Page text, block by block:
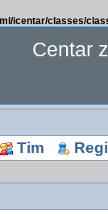
icentar/classes/
Centar
Tim